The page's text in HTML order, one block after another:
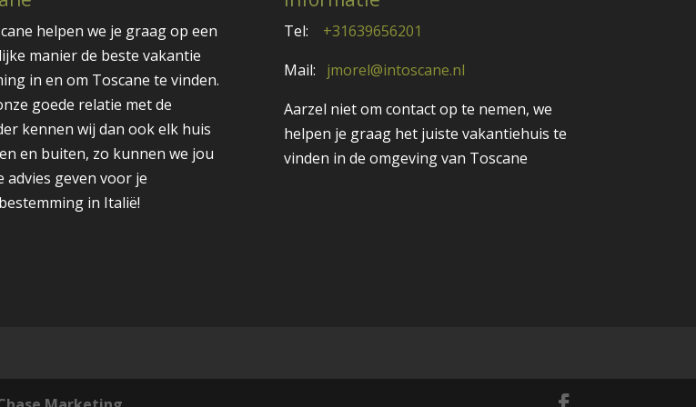
helpen we je graag op een
manier de beste vakantie
in en om Toscane te vinden.
goede relatie met de
kennen wij dan ook elk huis
en buiten, zo kunnen we jou
advies geven voor je
in Italië!
Tel: +31639656201
Mail: jmorel@intoscane.nl
Aarzel niet om contact op te nemen, we
helpen je graag het juiste vakantiehuis te
vinden in de omgeving van Toscane